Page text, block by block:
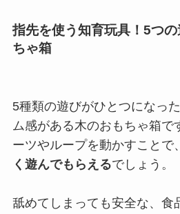
指先を使う知育玩具！5つ
ちゃ箱
5種類の遊びがひとつになっ
ム感がある木のおもちゃ箱で
ーツやループを動かすことで、
く遊んでもらえるでしょう。
舐めてしまっても安全な、食